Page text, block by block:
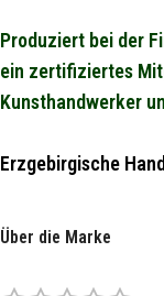
Produziert bei der
ein zertifiziertes
Kunsthandwerker
Erzgebirgische
Über die Marke